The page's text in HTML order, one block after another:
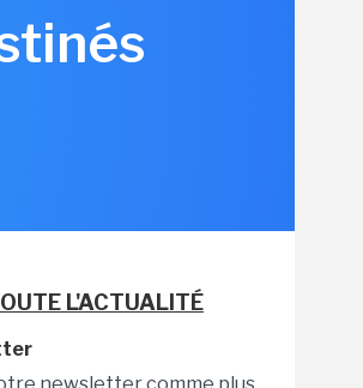
L'ACTUALITÉ